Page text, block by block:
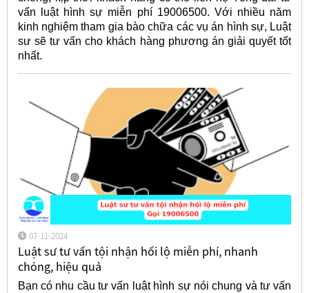
vấn luật hình sự miễn phí 19006500. Với nhiều năm
kinh nghiệm tham gia bào chữa các vụ án hình sự, Luật
sư sẽ tư vấn cho khách hàng phương án giải quyết tốt
nhất.
07-11-2024
Luật sư tư vấn tội nhận hối lộ miễn phí, nhanh
chóng, hiệu quả
Bạn có nhu cầu tư vấn luật hình sự nói chung và tư vấn